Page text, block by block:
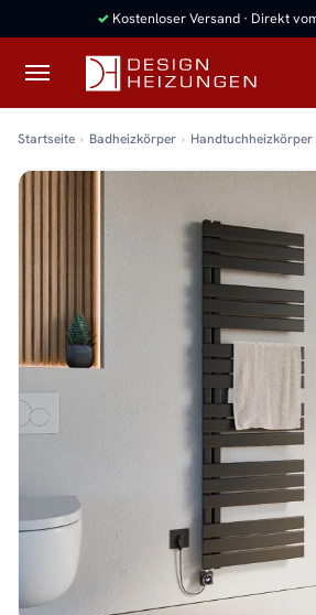
✓ Kostenloser Versand · Direkt
Startseite Badheizkörper Handtuchheizkörper